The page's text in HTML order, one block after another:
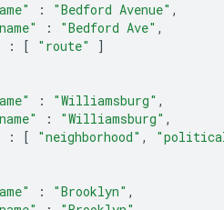
: "Bedford Avenue" ,
: "Bedford Ave" ,
: [ "route"
]
: "Williamsburg" ,
: "Williamsburg" ,
: [ "neighborhood" ,
: "Brooklyn" ,